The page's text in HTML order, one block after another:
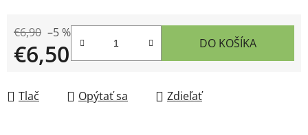
€6,90 –5 %
€6,50 DO KOŠÍKA
Tlač Opýtať sa Zdieľať